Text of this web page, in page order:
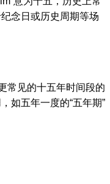
念日或历史周期等场
常见的十五年时间段的
如五年一度的“五年期”